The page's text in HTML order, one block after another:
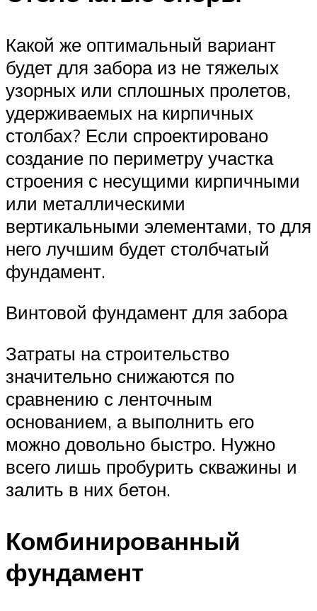
Какой же оптимальный вариант
будет для забора из не тяжелых
узорных или сплошных пролетов,
удерживаемых на кирпичных
столбах? Если спроектировано
создание по периметру участка
строения с несущими кирпичными
или металлическими
вертикальными элементами, то для
него лучшим будет столбчатый
фундамент.
Винтовой фундамент для забора
Затраты на строительство
значительно снижаются по
сравнению с ленточным
основанием, а выполнить его
можно довольно быстро. Нужно
всего лишь пробурить скважины и
залить в них бетон.
Комбинированный
фундамент